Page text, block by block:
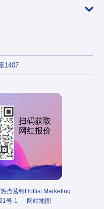
1407
扫码获取
网红报价
点营销Hotlist Marketing
号-1 网站地图